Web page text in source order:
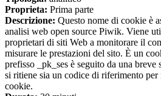
Proprieta: Prima parte
Descrizione: Questo nome di cookie è
analisi web open source Piwik. Viene
proprietari di siti Web a monitorare il
misurare le prestazioni del sito. È un
prefisso _pk_ses è seguito da una breve
si ritiene sia un codice di riferimento
cookie.